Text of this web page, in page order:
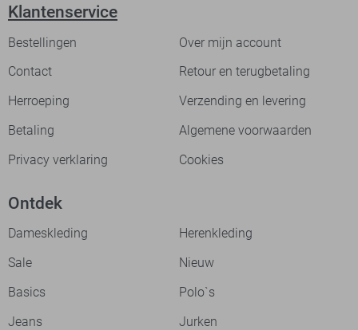
Klantenservice
Bestellingen
Over mijn account
Contact
Retour en terugbetaling
Herroeping
Verzending en levering
Betaling
Algemene voorwaarden
Privacy verklaring
Cookies
Ontdek
Dameskleding
Herenkleding
Sale
Nieuw
Basics
Polo`s
Jeans
Jurken